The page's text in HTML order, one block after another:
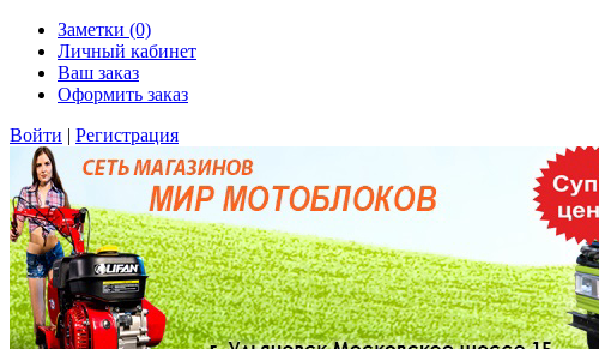
Заметки (0)
Личный кабинет
Ваш заказ
Оформить заказ
Войти | Регистрация